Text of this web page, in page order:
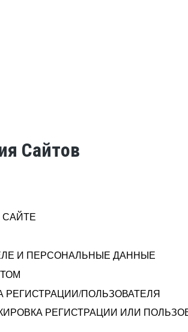
Сайтов
САЙТЕ
И ПЕРСОНАЛЬНЫЕ ДАННЫЕ
ПОЛЬЗОВАТЕЛЯ
РЕГИСТРАЦИИ ИЛИ